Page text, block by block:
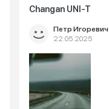
Changan UNI-T
Петр Игоревич
22.05.2025